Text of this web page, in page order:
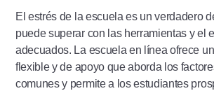
El estrés de la escuela es un verdadero
puede superar con las herramientas y el
adecuados. La escuela en línea ofrece
flexible y de apoyo que aborda los
comunes y permite a los estudiantes